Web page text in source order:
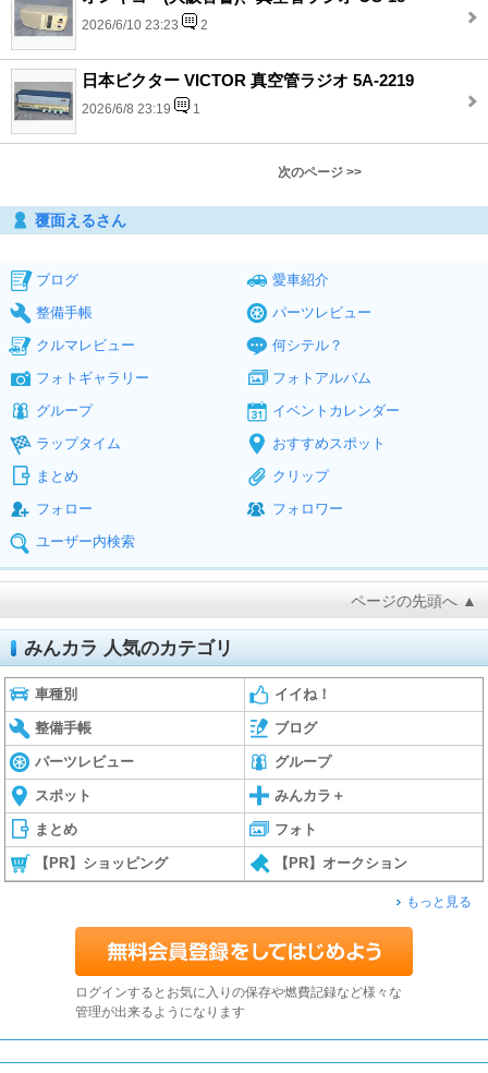
2026/6/10 23:23 2
日本ビクター VICTOR 真空管ラジオ 5A-2219
2026/6/8 23:19 1
次のページ >>
覆面えるさん
ブログ
愛車紹介
整備手帳
パーツレビュー
クルマレビュー
何シテル？
フォトギャラリー
フォトアルバム
グループ
イベントカレンダー
ラップタイム
おすすめスポット
まとめ
クリップ
フォロー
フォロワー
ユーザー内検索
ページの先頭へ ▲
みんカラ 人気のカテゴリ
車種別 イイね！
整備手帳 ブログ
パーツレビュー グループ
スポット みんカラ＋
まとめ フォト
【PR】ショッピング 【PR】オークション
もっと見る
ログインするとお気に入りの保存や燃費記録など様々な
管理が出来るようになります